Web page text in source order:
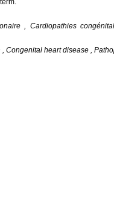
, Cardiopathies
Congenital heart disease ,